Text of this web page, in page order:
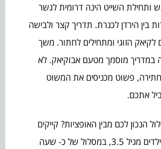
ותחילת השייט הינה דרומית לגשר
בין הירדן לכנרת. תדריך קצר ולבישה
הזוגי ומתחילים לחתור. משך
ומלווה במדריך מוסמך מטעם אבוקיאק. לא
בחתירה, פשוט מכניסים את המשוט
אתכם.
הנכון לכם מבין האופציות? קייקים
ורפטינג לכל המשפחה, לילדים מגיל 3.5, במסלול של כ- שעה